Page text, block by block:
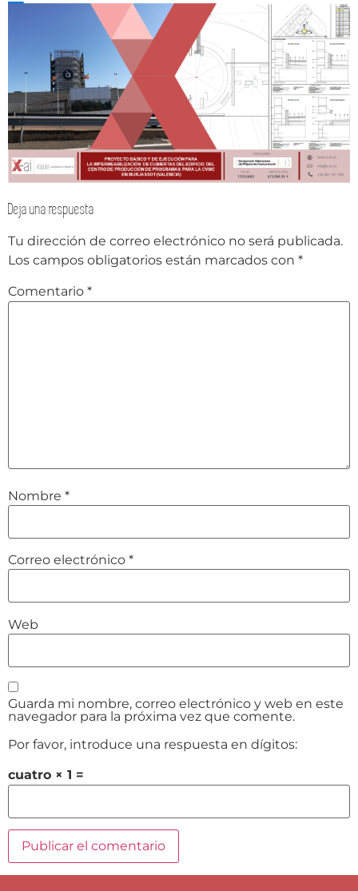
Deja una respuesta
Tu dirección de correo electrónico no será publicada.
Los campos obligatorios están marcados con *
Comentario *
Nombre *
Correo electrónico *
Web
Guarda mi nombre, correo electrónico y web en este
navegador para la próxima vez que comente.
Por favor, introduce una respuesta en dígitos:
cuatro × 1 =